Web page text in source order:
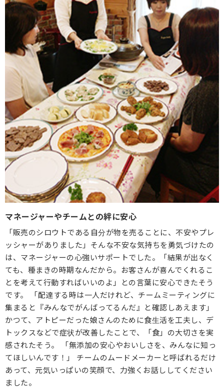
マネージャーやチームとの絆に安心
「販売のシロウトである自分が物を売ることに、不安やプレ
ッシャーがありました」そんな不安な気持ちを勇気づけたの
は、マネージャーの心強いサポートでした。「結果が出なく
ても、種まきの時期なんだから。お客さんが喜んでくれるこ
とを考えて行動すればいいのよ」との言葉に安心できたそう
です。 「配達する時は一人だけれど、チームミーティングに
集まると『みんなでがんばってるんだ』と確認しあえます」
かつて、アトピーだった娘さんのために食生活を工夫し、デ
トックスなどで症状が改善したことで、「食」の大切さを実
感されたそう。 「無添加の安心やおいしさを、みんなに知っ
てほしいんです！」 チームのムードメーカーと呼ばれるだけ
あって、元気いっぱいの笑顔で、力強くお話ししてください
ました。